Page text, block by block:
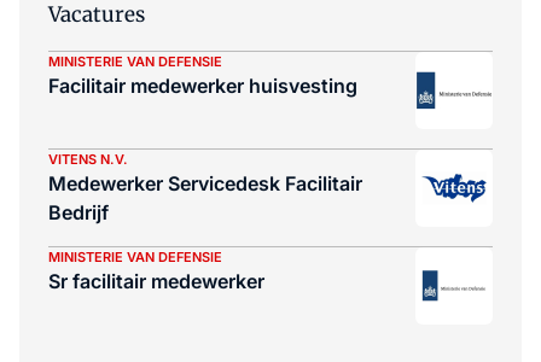
Vacatures
MINISTERIE VAN DEFENSIE
Facilitair medewerker huisvesting
VITENS N.V.
Medewerker Servicedesk Facilitair
Bedrijf
MINISTERIE VAN DEFENSIE
Sr facilitair medewerker